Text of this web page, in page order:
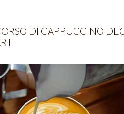
DI CAPPUCCINO